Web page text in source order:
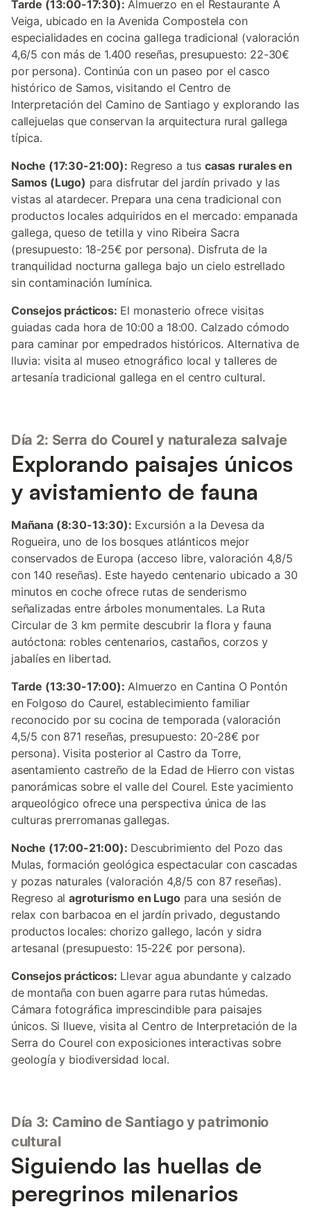
Tarde (13:00-17:30): Almuerzo en el Restaurante A
Veiga, ubicado en la Avenida Compostela con
especialidades en cocina gallega tradicional (valoración
4,6/5 con más de 1.400 reseñas, presupuesto: 22-30€
por persona). Continúa con un paseo por el casco
histórico de Samos, visitando el Centro de
Interpretación del Camino de Santiago y explorando las
callejuelas que conservan la arquitectura rural gallega
típica.
Noche (17:30-21:00): Regreso a tus casas rurales en
Samos (Lugo) para disfrutar del jardín privado y las
vistas al atardecer. Prepara una cena tradicional con
productos locales adquiridos en el mercado: empanada
gallega, queso de tetilla y vino Ribeira Sacra
(presupuesto: 18-25€ por persona). Disfruta de la
tranquilidad nocturna gallega bajo un cielo estrellado
sin contaminación lumínica.
Consejos prácticos: El monasterio ofrece visitas
guiadas cada hora de 10:00 a 18:00. Calzado cómodo
para caminar por empedrados históricos. Alternativa de
lluvia: visita al museo etnográfico local y talleres de
artesanía tradicional gallega en el centro cultural.
Día 2: Serra do Courel y naturaleza salvaje
Explorando paisajes únicos
y avistamiento de fauna
Mañana (8:30-13:30): Excursión a la Devesa da
Rogueira, uno de los bosques atlánticos mejor
conservados de Europa (acceso libre, valoración 4,8/5
con 140 reseñas). Este hayedo centenario ubicado a 30
minutos en coche ofrece rutas de senderismo
señalizadas entre árboles monumentales. La Ruta
Circular de 3 km permite descubrir la flora y fauna
autóctona: robles centenarios, castaños, corzos y
jabalíes en libertad.
Tarde (13:30-17:00): Almuerzo en Cantina O Pontón
en Folgoso do Caurel, establecimiento familiar
reconocido por su cocina de temporada (valoración
4,5/5 con 871 reseñas, presupuesto: 20-28€ por
persona). Visita posterior al Castro da Torre,
asentamiento castreño de la Edad de Hierro con vistas
panorámicas sobre el valle del Courel. Este yacimiento
arqueológico ofrece una perspectiva única de las
culturas prerromanas gallegas.
Noche (17:00-21:00): Descubrimiento del Pozo das
Mulas, formación geológica espectacular con cascadas
y pozas naturales (valoración 4,8/5 con 87 reseñas).
Regreso alagroturismo en Lugopara una sesión de
relax con barbacoa en el jardín privado, degustando
productos locales: chorizo gallego, lacón y sidra
artesanal (presupuesto: 15-22€ por persona).
Consejos prácticos: Llevar agua abundante y calzado
de montaña con buen agarre para rutas húmedas.
Cámara fotográfica imprescindible para paisajes
únicos. Si llueve, visita al Centro de Interpretación de la
Serra do Courel con exposiciones interactivas sobre
geología y biodiversidad local.
Día 3: Camino de Santiago y patrimonio
cultural
Siguiendo las huellas de
peregrinos milenarios